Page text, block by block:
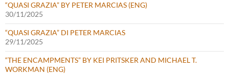
“QUASI GRAZIA” BY PETER MARCIAS (ENG)
30/11/2025
“QUASI GRAZIA” DI PETER MARCIAS
29/11/2025
“THE ENCAMPMENTS” BY KEI PRITSKER AND MICHAEL T.
WORKMAN (ENG)